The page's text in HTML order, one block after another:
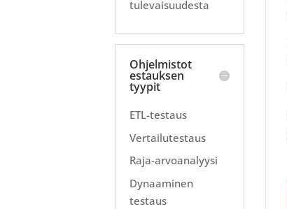
tulevaisuudesta
Ohjelmistot
estauksen
tyypit
ETL-testaus
Vertailutestaus
Raja-arvoanalyysi
Dynaaminen
testaus